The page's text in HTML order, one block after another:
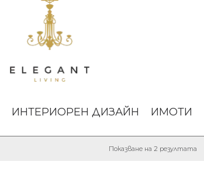
ИНТЕРИОРЕН ДИЗАЙН ИМОТИ
Показване на 2 резултата